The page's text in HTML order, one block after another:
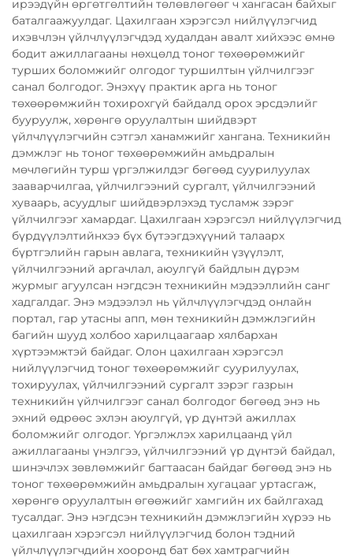
ирээдүйн өргөтгөлтийн төлөвлөгөөг ч хангасан байхыг
баталгаажуулдаг. Цахилгаан хэрэгсэл нийлүүлэгчид
ихэвчлэн үйлчлүүлэгчдэд худалдан авалт хийхээс өмнө
бодит ажиллагааны нөхцөлд тоног төхөөрөмжийг
турших боломжийг олгодог туршилтын үйлчилгээг
санал болгодог. Энэхүү практик арга нь тоног
төхөөрөмжийн тохирохгүй байдалд орох эрсдэлийг
бууруулж, хөрөнгө оруулалтын шийдвэрт
үйлчлүүлэгчийн сэтгэл ханамжийг хангана. Техникийн
дэмжлэг нь тоног төхөөрөмжийн амьдралын
мөчлөгийн турш үргэлжилдэг бөгөөд суурилуулах
зааварчилгаа, үйлчилгээний сургалт, үйлчилгээний
хуваарь, асуудлыг шийдвэрлэхэд тусламж зэрэг
үйлчилгээг хамардаг. Цахилгаан хэрэгсэл нийлүүлэгчид
бүрдүүлэлтийнхээ бүх бүтээгдэхүүний талаарх
бүртгэлийн гарын авлага, техникийн үзүүлэлт,
үйлчилгээний аргачлал, аюулгүй байдлын дүрэм
журмыг агуулсан нэгдсэн техникийн мэдээллийн санг
хадгалдаг. Энэ мэдээлэл нь үйлчлүүлэгчдэд онлайн
портал, гар утасны апп, мөн техникийн дэмжлэгийн
багийн шууд холбоо харилцаагаар хялбархан
хүртээмжтэй байдаг. Олон цахилгаан хэрэгсэл
нийлүүлэгчид тоног төхөөрөмжийг суурилуулах,
тохируулах, үйлчилгээний сургалт зэрэг газрын
техникийн үйлчилгээг санал болгодог бөгөөд энэ нь
эхний өдрөөс эхлэн аюулгүй, үр дүнтэй ажиллах
боломжийг олгодог. Үргэлжлэх харилцаанд үйл
ажиллагааны үнэлгээ, үйлчилгээний үр дүнтэй байдал,
шинэчлэх зөвлөмжийг багтаасан байдаг бөгөөд энэ нь
тоног төхөөрөмжийн амьдралын хугацааг уртасгаж,
хөрөнгө оруулалтын өгөөжийг хамгийн их байлгахад
тусалдаг. Энэ нэгдсэн техникийн дэмжлэгийн хүрээ нь
цахилгаан хэрэгсэл нийлүүлэгчид болон тэдний
үйлчлүүлэгчдийн хооронд бат бөх хамтрагчийн